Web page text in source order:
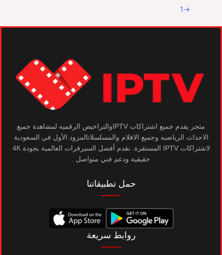
→
1
متجر يقدم جميع اشتراكات IPTVوالتراخيص الرقميه لمشاهدة جميع
الاحداث الرياضيه وجميع الافلام والمسلسلاتالمزود الأول في السعودية
لاشتراكات IPTV المستقرة. نقدم أفضل السيرفرات العالمية بجودة 4K
حقيقية ودعم فني متواصل .
حمل تطبيقاتنا
روابط سريعة